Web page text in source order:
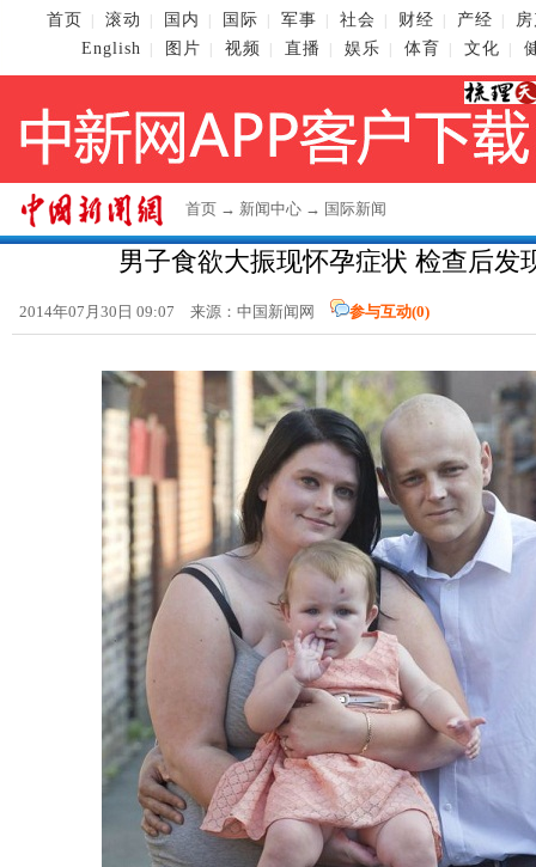
首页 滚动 国内 国际 军事 社会 财经 产经
English
图片 视频 直播 娱乐 体育 文化
首页 → 新闻中心 → 国际新闻
男子食欲大振现怀孕症状 检查后发
2014年07月30日 09:07 来源： 中国新闻网 参与互动(0)